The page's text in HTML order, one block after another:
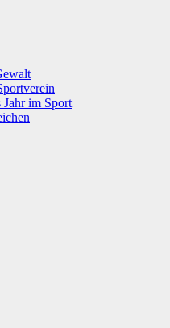
im Sport